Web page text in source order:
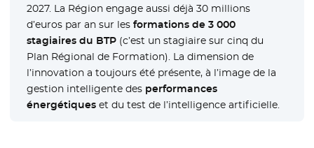
2027. La Région engage aussi déjà 30 millions
d’euros par an sur lesformations de 3 000
stagiaires du BTP (c’est un stagiaire sur cinq du
Plan Régional de Formation). La dimension de
l’innovation a toujours été présente, à l’image de la
gestion intelligente des performances
énergétiques et du test de l’intelligence artificielle.